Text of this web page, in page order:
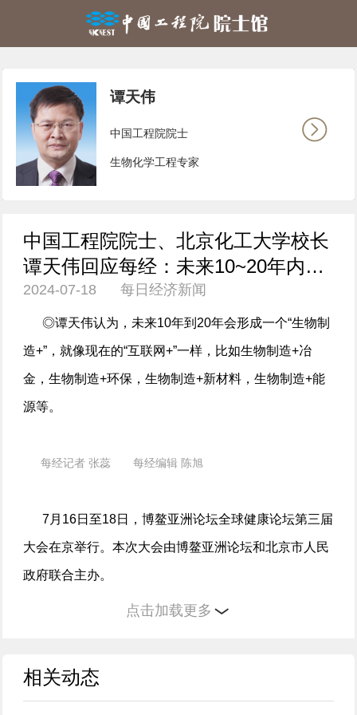
谭天伟
中国工程院院士
生物化学工程专家
中国工程院院士、北京化工大学校长
谭天伟回应每经：未来10~20年内会
形成“生物制造+”
2024-07-18 每日经济新闻
◎谭天伟认为，未来10年到20年会形成一个“生物制
造+”，就像现在的“互联网+”一样，比如生物制造+冶
金，生物制造+环保，生物制造+新材料，生物制造+能
源等。
每经记者 张蕊 每经编辑 陈旭
7月16日至18日，博鳌亚洲论坛全球健康论坛第三届
大会在京举行。本次大会由博鳌亚洲论坛和北京市人民
政府联合主办。
了“健康融入所有政策”“实现全民健康”和“创新促进健
点击加载更多
相关动态